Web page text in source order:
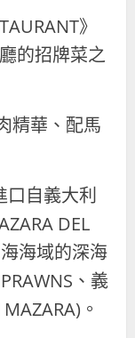
》
的招牌菜之
精華、配馬
自義大利
DEL
海域的深海
、義
。